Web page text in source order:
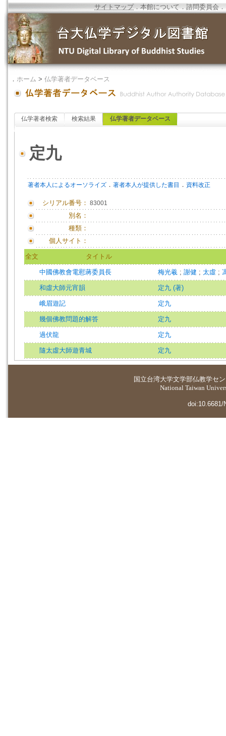
サイトマップ．本館について ．諮問委員会 ．
． ホーム > 仏学著者データベース
仏学著者検索 検索結果 仏学著者データベース
定九
著者本人によるオーソライズ ． 著者本人が提供した書目 ． 資料改正
シリアル番号： 83001
別名：
種類：
個人サイト：
全文 タイトル
中國佛教會電慰蔣委員長 梅光羲 ; 謝健 ; 太虛 ;
和虛大師元宵韻 定九 (著)
峨眉遊記 定九
幾個佛教問題的解答 定九
過伏龍 定九
隨太虛大師遊青城 定九
国立台湾大学文学部仏教学セ
National Taiwan
doi:10.6681/